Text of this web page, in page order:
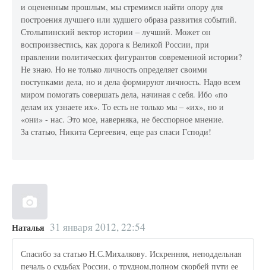
и оцененным прошлым, мы стремимся найти опору для
построения лучшего или худшего образа развития событий.
Столыпинский вектор истории – лучший. Может он
воспроизвестись, как дорога к Великой России, при
правлении политических фигурантов современной истории?
Не знаю. Но не только личность определяет своими
поступками дела, но и дела формируют личность. Надо всем
миром помогать совершать дела, начиная с себя. Ибо «по
делам их узнаете их». То есть не только мы – «их», но и
«они» - нас. Это мое, наверняка, не бесспорное мнение.
За статью, Никита Сергеевич, еще раз спаси Гсподи!
Наталья 31 января 2012, 22:54
Спасибо за статью Н.С.Михалкову. Искренняя, неподдельная
печаль о судьбах России, о трудном,полном скорбей пути ее